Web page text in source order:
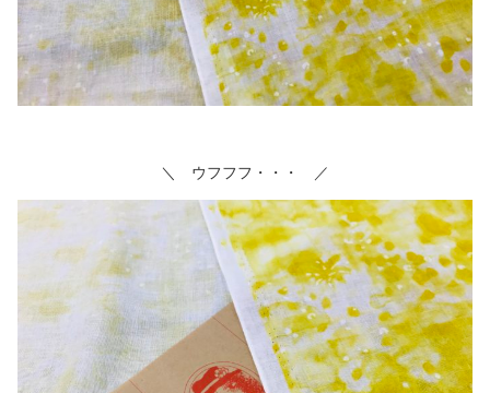
＼ ウフフフ・・・ ／